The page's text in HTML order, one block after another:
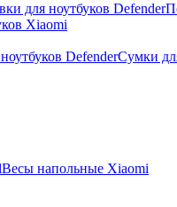
для ноутбуков Defender
Xiaomi
DefenderСумки
Весы напольные Xiaomi